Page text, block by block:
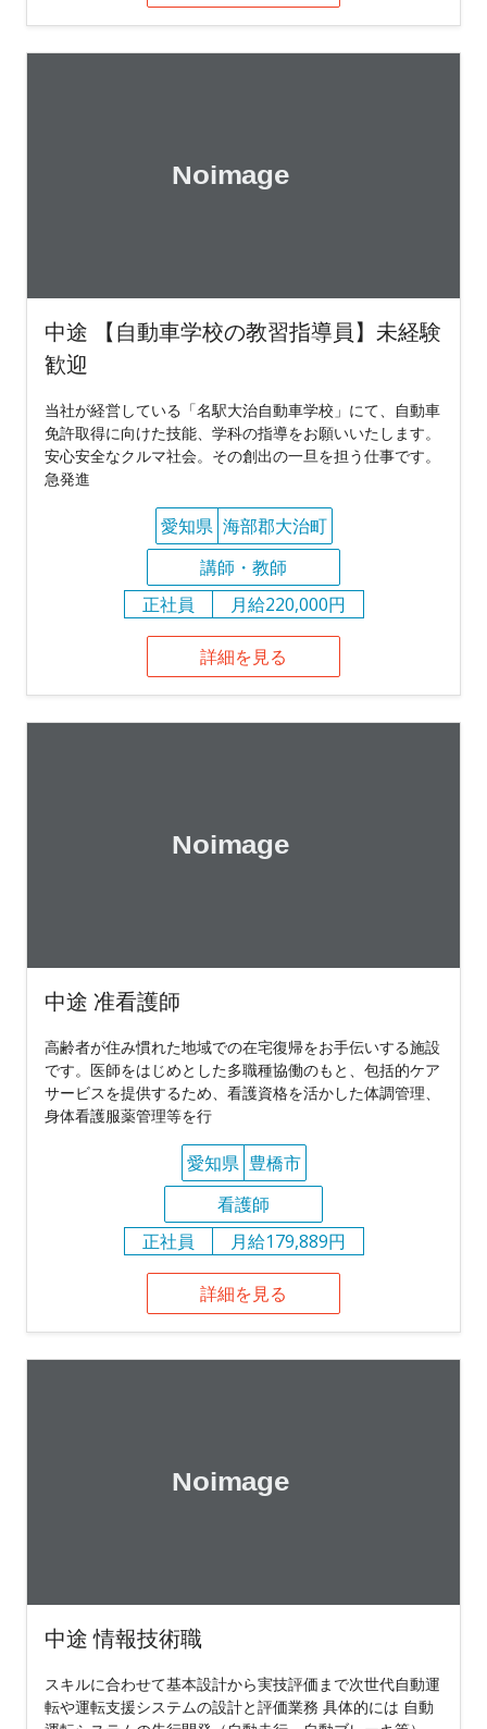
中途 【自動車学校の教習指導員】未経験
歓迎
当社が経営している「名駅大治自動車学校」にて、自動車
免許取得に向けた技能、学科の指導をお願いいたします。
安心安全なクルマ社会。その創出の一旦を担う仕事です。
急発進
愛知県 海部郡大治町
講師・教師
正社員
月給220,000円
詳細を見る
中途 准看護師
高齢者が住み慣れた地域での在宅復帰をお手伝いする施設
です。医師をはじめとした多職種協働のもと、包括的ケア
サービスを提供するため、看護資格を活かした体調管理、
身体看護服薬管理等を行
愛知県 豊橋市
看護師
正社員
月給179,889円
詳細を見る
中途 情報技術職
スキルに合わせて基本設計から実技評価まで次世代自動運
転や運転支援システムの設計と評価業務 具体的には 自動